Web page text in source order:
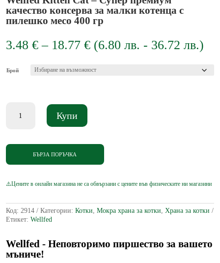
качество консерва за малки котенца с
пилешко месо 400 гр
3.48 € – 18.77 €Price
range:
through
(6.80 лв. - 36.72 лв.)
Брой
консерва
малки
котенца
с
400
гр
Купи
БЪРЗА ПОРЪЧКА
Код: 2914 Категории: Котки Мокра храна за котки Храна за котки
Етикет: Wellfed
Wellfed - Неповторимо пиршество за вашето
мъниче!